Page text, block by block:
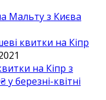
Мальту з Києва
квитки на Кіпр
на Кіпр з
березні-квітні